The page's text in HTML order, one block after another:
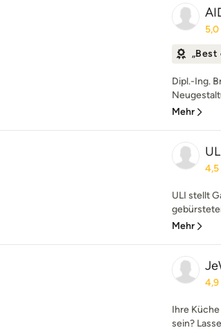
5,0
„Best
Dipl.-Ing.
Mehr
4,5
ULI stellt
Mehr
4,9
Ihre
sein?